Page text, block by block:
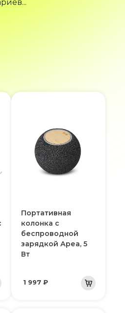
Портативная
колонка с
беспроводной
зарядкой Ареа, 5
Вт
1 997 ₽